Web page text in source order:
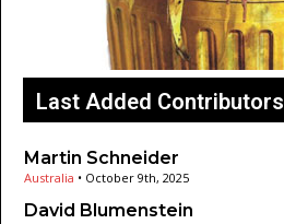
Last Added Contributors
Martin Schneider
Australia • October 9th, 2025
David Blumenstein